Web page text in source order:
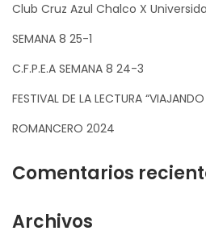
Club Cruz Azul Chalco X
SEMANA 8 25-1
C.F.P.E.A SEMANA 8 24-3
FESTIVAL DE LA LECTURA “VIAJANDO
ROMANCERO 2024
Comentarios
Archivos